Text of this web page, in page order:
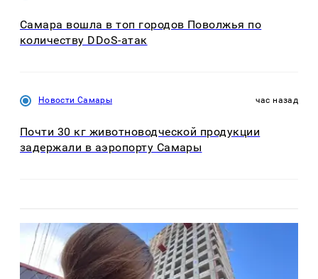
Самара вошла в топ городов Поволжья по
количеству DDoS-атак
Новости Самары час назад
Почти 30 кг животноводческой продукции
задержали в аэропорту Самары